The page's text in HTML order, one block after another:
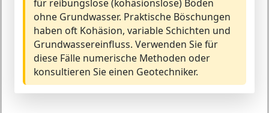
für reibungslose (kohäsionslose) Böden
ohne Grundwasser. Praktische Böschungen
haben oft Kohäsion, variable Schichten und
Grundwassereinfluss. Verwenden Sie für
diese Fälle numerische Methoden oder
konsultieren Sie einen Geotechniker.